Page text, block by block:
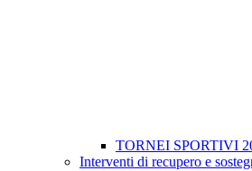
TORNEI SPORTIVI
Interventi di recupero e